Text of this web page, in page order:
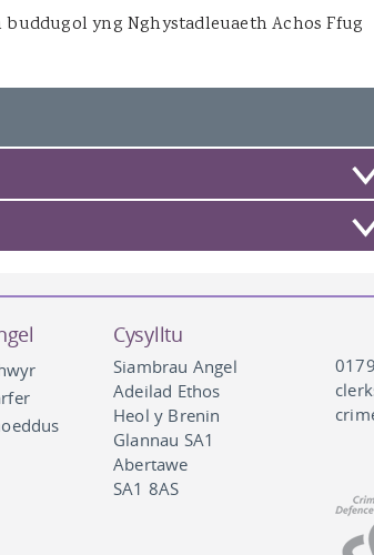
yng Nghystadleuaeth Achos Ffug
Cysylltu
Siambrau Angel
Adeilad Ethos
Heol y Brenin
Glannau SA1
Abertawe
SA1 8AS